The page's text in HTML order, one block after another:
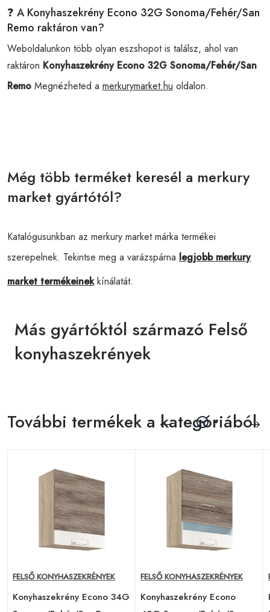
❓ A Konyhaszekrény Econo 32G Sonoma/Fehér/San
Remo raktáron van?
Weboldalunkon több olyan eszshopot is találsz, ahol van
raktáron Konyhaszekrény Econo 32G Sonoma/Fehér/San
Remo Megnézheted a merkurymarket.hu oldalon.
Még több terméket keresél a merkury
market gyártótól?
Katalógusunkban az merkury market márka termékei
szerepelnek. Tekintse meg a varázspárna legjobb merkury
market termékeinekkínálatát.
Más gyártóktól származó Felső
konyhaszekrények
További termékek a kategóriából
FELSŐ KONYHASZEKRÉNYEK
Konyhaszekrény Econo 34G
FELSŐ KONYHASZEKRÉNYEK
Konyhaszekrény Econo